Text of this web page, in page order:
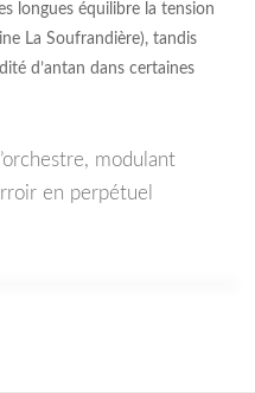
longues équilibre la tension
La Soufrandière), tandis
d’antan dans certaines
modulant
en perpétuel